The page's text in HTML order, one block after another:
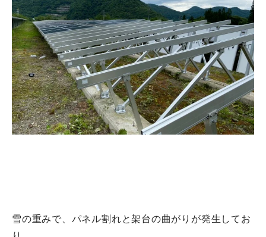
雪の重みで、パネル割れと架台の曲がりが発生してお